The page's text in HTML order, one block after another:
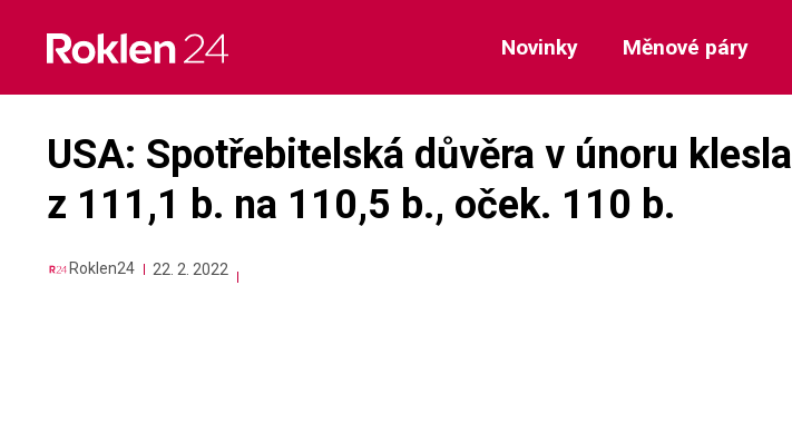
content
Novinky Měnové páry
USA: Spotřebitelská důvěra v únoru klesla
z 111,1 b. na 110,5 b., oček. 110 b.
Roklen24 22. 2. 2022